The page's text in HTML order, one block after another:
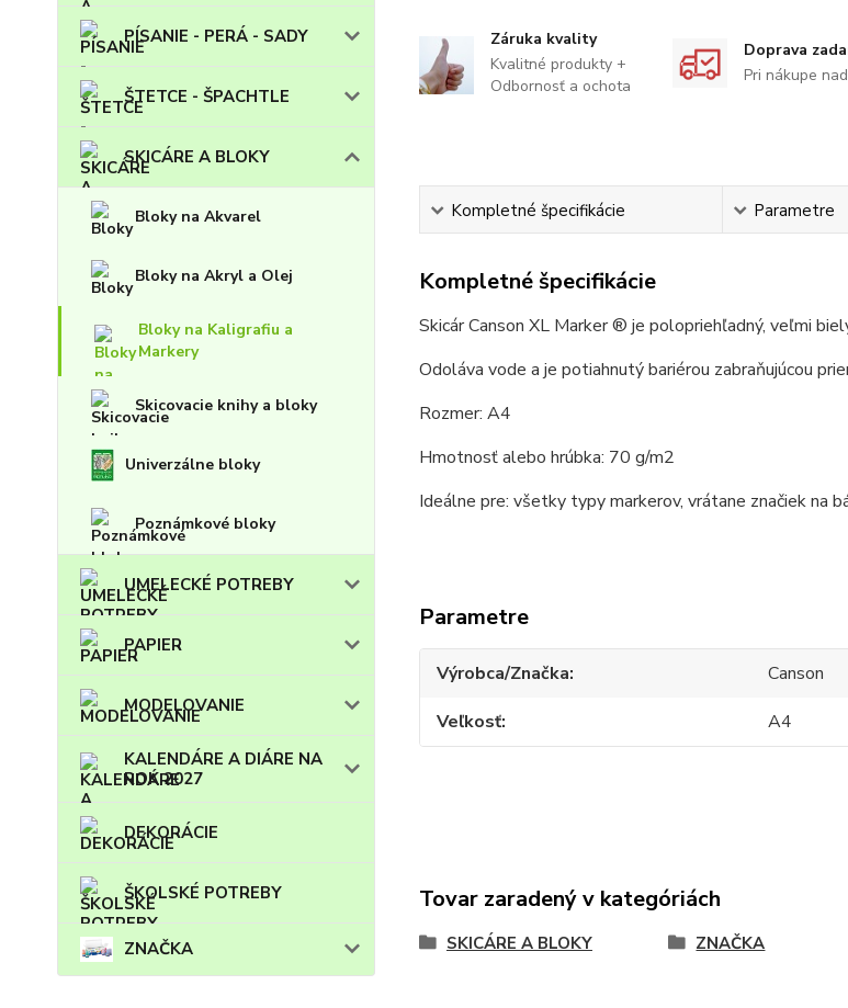
PÍSANIE - PERÁ - SADY
ŠTETCE - ŠPACHTLE
SKICÁRE A BLOKY
Bloky na Akvarel
Bloky na Akryl a Olej
Bloky na Kaligrafiu a
Markery
Skicovacie knihy a bloky
Univerzálne bloky
Poznámkové bloky
UMELECKÉ POTREBY
PAPIER
MODELOVANIE
KALENDÁRE A DIÁRE NA
ROK 2027
DEKORÁCIE
ŠKOLSKÉ POTREBY
ZNAČKA
Záruka kvality
Kvalitné produkty +
Odbornosť a ochota
Doprava
Pri nákupe
Kompletné špecifikácie Parametre
Kompletné špecifikácie
Skicár Canson XL Marker ® je polopriehľadný, veľmi
Odoláva vode a je potiahnutý bariérou zabraňujúcou
Rozmer: A4
Hmotnosť alebo hrúbka: 70 g/m2
Ideálne pre: všetky typy markerov, vrátane značiek na
Parametre
Výrobca/Značka
Canson
Veľkosť
A4
Tovar zaradený v kategóriách
SKICÁRE A BLOKY ZNAČKA